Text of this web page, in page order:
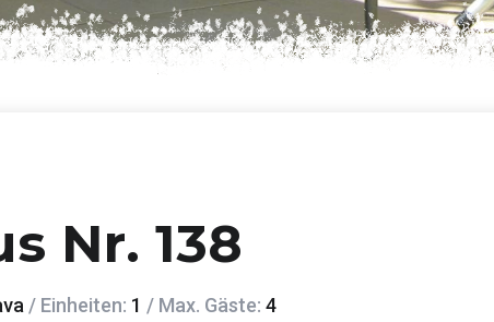
Nr. 138
/ Einheiten: 1 / Max. Gäste: 4